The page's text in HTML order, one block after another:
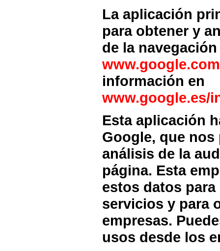
La aplicación
para obtener y
de la
información en
www.google.es/
Esta aplicación
Google, que
análisis de la
página. Esta
estos datos
servicios y para
empresas.
usos desde los